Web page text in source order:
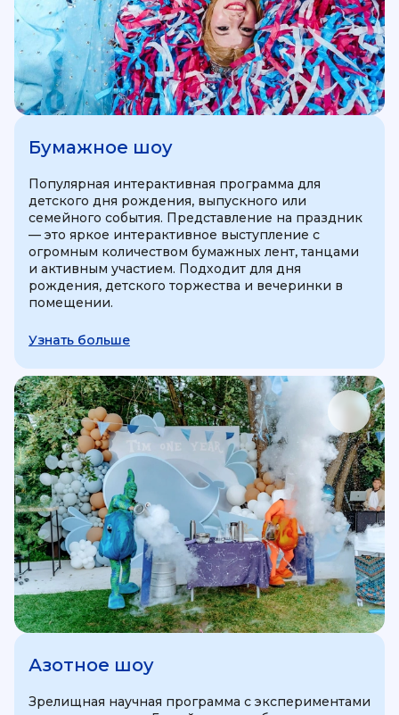
Бумажное шоу
Популярная интерактивная программа для
детского дня рождения, выпускного или
семейного события. Представление на праздник
— это яркое интерактивное выступление с
огромным количеством бумажных лент, танцами
и активным участием. Подходит для дня
рождения, детского торжества и вечеринки в
помещении.
Узнать больше
Азотное шоу
Зрелищная научная программа с экспериментами